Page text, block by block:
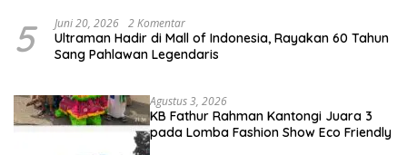
5 Juni 20, 2026 2 Komentar
Ultraman Hadir di Mall of Indonesia, Rayakan 60 Tahun
Sang Pahlawan Legendaris
Agustus 3, 2026
KB Fathur Rahman Kantongi Juara 3
pada Lomba Fashion Show Eco Friendly